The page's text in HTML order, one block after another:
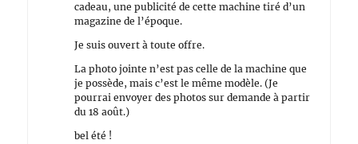
cadeau, une publicité de cette machine tiré d’un
magazine de l’époque.
Je suis ouvert à toute offre.
La photo jointe n’est pas celle de la machine que
je possède, mais c’est le même modèle. (Je
pourrai envoyer des photos sur demande à partir
du 18 août.)
bel été !